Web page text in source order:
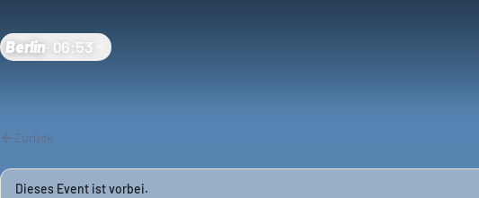
Berlin 06:53
Zurück
Dieses Event ist vorbei.